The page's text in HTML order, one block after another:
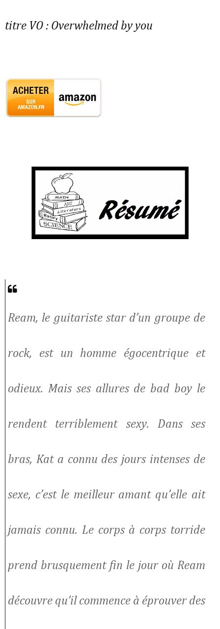
titre VO : Overwhelmed by you
Ream, le guitariste star d’un groupe de
rock, est un homme égocentrique et
odieux. Mais ses allures de bad boy le
rendent terriblement sexy. Dans ses
bras, Kat a connu des jours intenses de
sexe, c’est le meilleur amant qu’elle ait
jamais connu. Le corps à corps torride
prend brusquement fin le jour où Ream
découvre qu’il commence à éprouver des